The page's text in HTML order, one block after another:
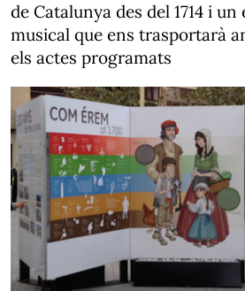
de Catalunya des del 1714 i un
musical que ens trasportarà
els actes programats